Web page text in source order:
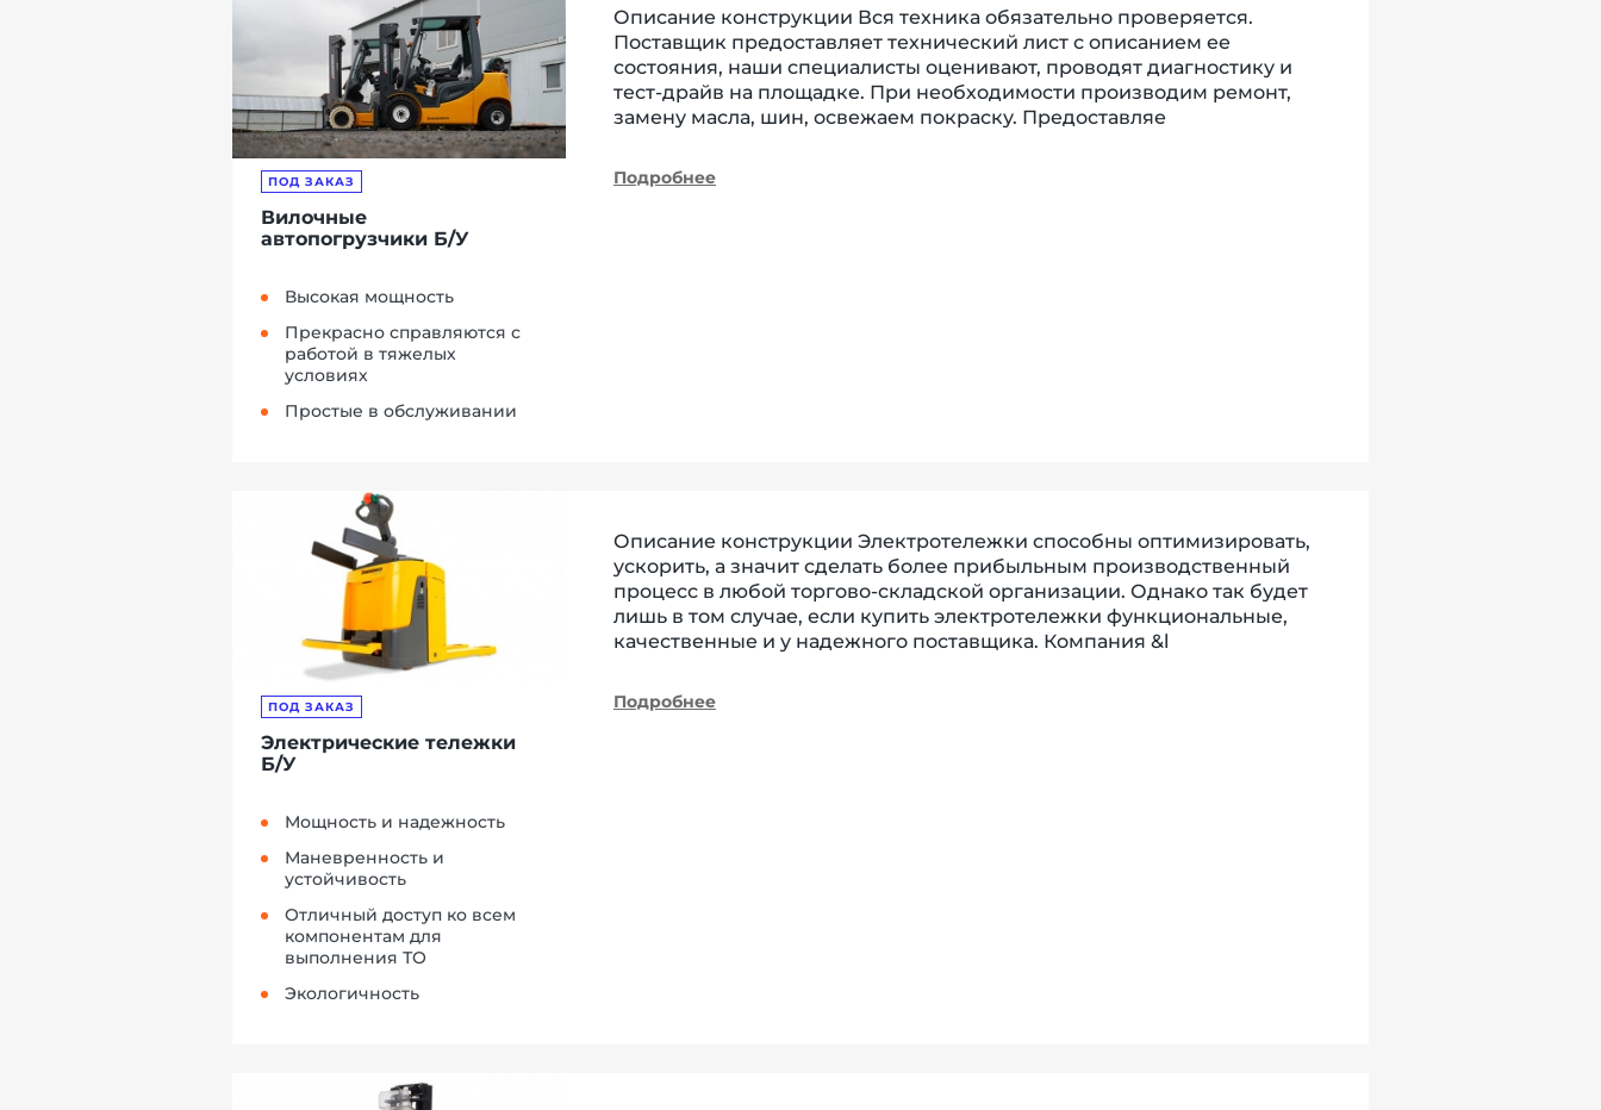
ПОД ЗАКАЗ
Вилочные
автопогрузчики Б/У
Высокая мощность
Прекрасно справляются с
работой в тяжелых
условиях
Простые в обслуживании
Описание конструкции Вся техника обязательно проверяется.
Поставщик предоставляет технический лист с описанием ее
состояния, наши специалисты оценивают, проводят диагностику и
тест-драйв на площадке. При необходимости производим ремонт,
замену масла, шин, освежаем покраску. Предоставляе
Подробнее
ПОД ЗАКАЗ
Электрические тележки
Б/У
Мощность и надежность
Маневренность и
устойчивость
Отличный доступ ко всем
компонентам для
выполнения ТО
Экологичность
Описание конструкции Электротележки способны оптимизировать,
ускорить, а значит сделать более прибыльным производственный
процесс в любой торгово-складской организации. Однако так будет
лишь в том случае, если купить электротележки функциональные,
качественные и у надежного поставщика. Компания &l
Подробнее